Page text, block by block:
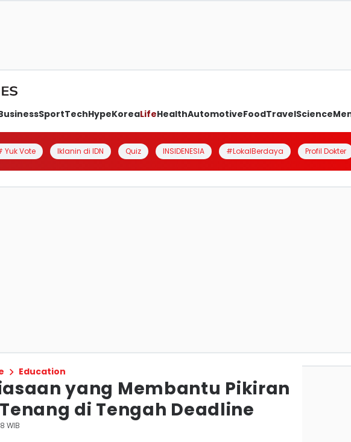
SportTechHypeKoreaLifeHealthAutomotiveFoodTravelScience
Yuk Vote Iklanin di IDN Quiz INSIDENESIA #LokalBerdaya Profil Dokter
Education
yang Membantu Pikiran
di Tengah Deadline
WIB